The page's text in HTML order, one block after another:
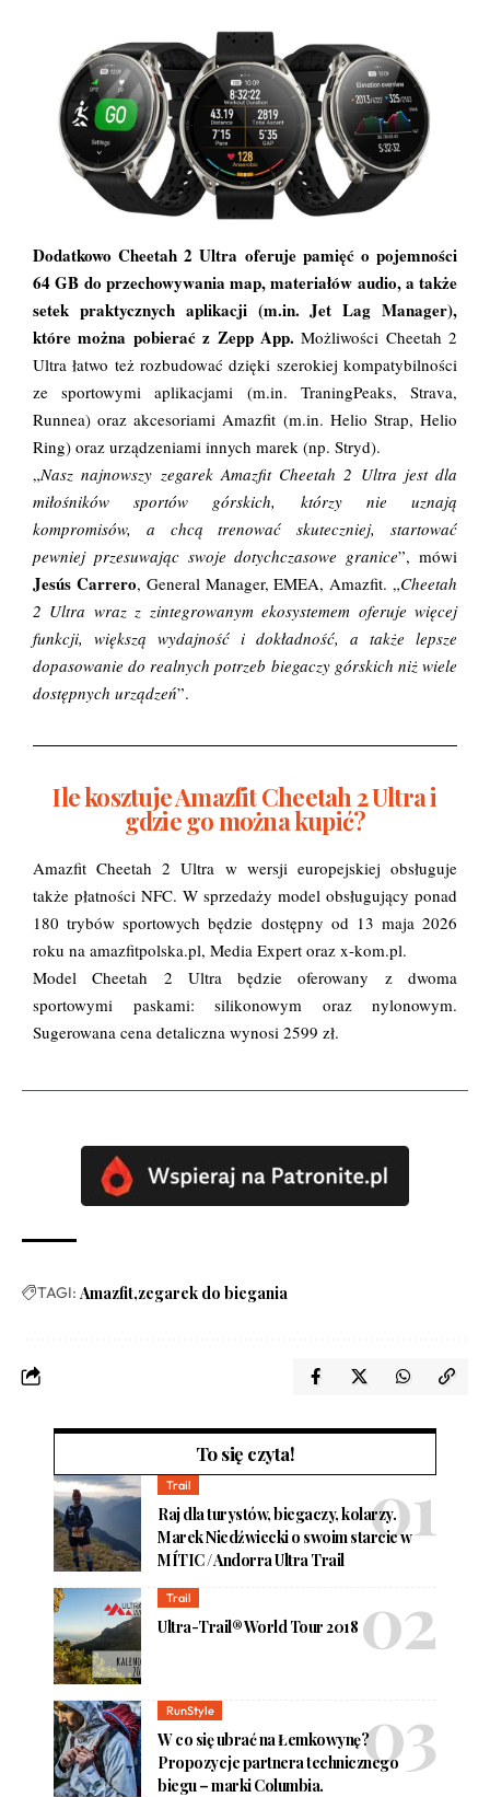
Dodatkowo Cheetah 2 Ultra oferuje pamięć o pojemności
64 GB do przechowywania map, materiałów audio, a także
setek praktycznych aplikacji (m.in. Jet Lag Manager),
które można pobierać z Zepp App. Możliwości Cheetah 2
Ultra łatwo też rozbudować dzięki szerokiej kompatybilności
ze sportowymi aplikacjami (m.in. TraningPeaks, Strava,
Runnea) oraz akcesoriami Amazfit (m.in. Helio Strap, Helio
Ring) oraz urządzeniami innych marek (np. Stryd).
„Nasz najnowszy zegarek Amazfit Cheetah 2 Ultra jest dla
miłośników sportów górskich, którzy nie uznają
kompromisów, a chcą trenować skuteczniej, startować
pewniej przesuwając swoje dotychczasowe granice”, mówi
Jesús Carrero, General Manager, EMEA, Amazfit. „Cheetah
2 Ultra wraz z zintegrowanym ekosystemem oferuje więcej
funkcji, większą wydajność i dokładność, a także lepsze
dopasowanie do realnych potrzeb biegaczy górskich niż wiele
dostępnych urządzeń”.
Ile kosztuje Amazfit Cheetah 2 Ultra i
gdzie go można kupić?
Amazfit Cheetah 2 Ultra w wersji europejskiej obsługuje
także płatności NFC. W sprzedaży model obsługujący ponad
180 trybów sportowych będzie dostępny od 13 maja 2026
roku na amazfitpolska.pl, Media Expert oraz x-kom.pl.
Model Cheetah 2 Ultra będzie oferowany z dwoma
sportowymi paskami: silikonowym oraz nylonowym.
Sugerowana cena detaliczna wynosi 2599 zł.
TAGI: Amazfit zegarek do biegania
To się czyta!
Trail
Raj dla turystów, biegaczy, kolarzy.
Marek Niedźwiecki o swoim starcie w
MÍTIC / Andorra Ultra Trail
Trail
Ultra-Trail® World Tour 2018
RunStyle
W co się ubrać na Łemkowynę?
Propozycje partnera technicznego
biegu – marki Columbia.